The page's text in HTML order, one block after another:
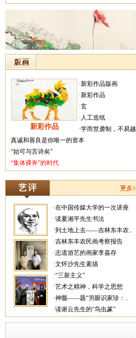
新彩作品
·新彩作品版画
·新彩作品
·玄
·人工造纸
·学而世袭制，不易
·真诚和善良是你唯一的资本
·“始可与言诗矣”
·“集体裸奔”的时代
·在中国传媒大学的一次讲座
·读夏湘平先生书法
·到土地上去——吉林东丰农..
·吉林东丰农民画考察报告
·志道游艺的画家李嘉存
·文怀沙先生素描
·“三新主义”
·艺术之精神，科学之思想
·神髓——题“另眼识家珍：..
·读谢云先生的“鸟虫篆”